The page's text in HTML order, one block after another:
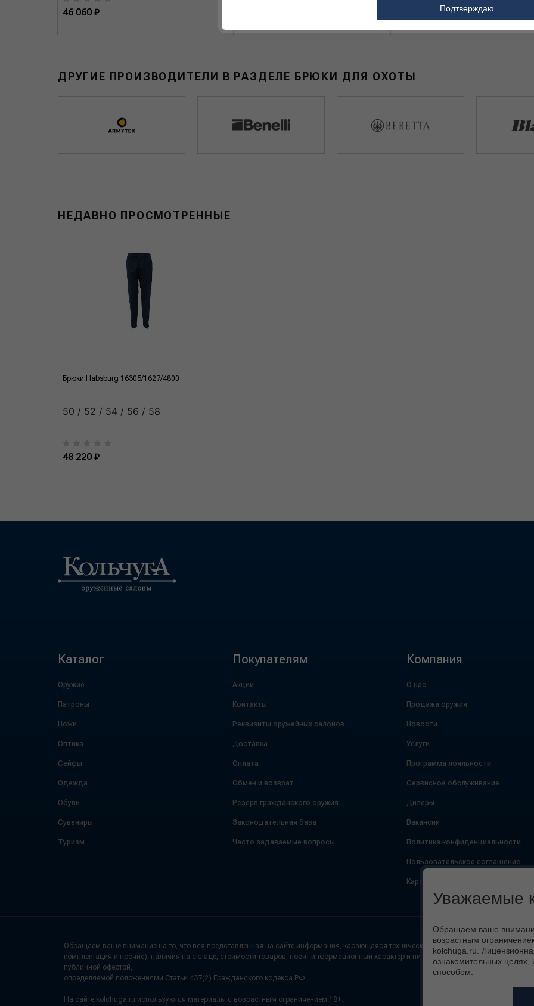
46 060 ₽ 41 100 ₽
ДРУГИЕ ПРОИЗВОДИТЕЛИ В РАЗДЕЛЕ БРЮКИ ДЛЯ ОХОТЫ
НЕДАВНО ПРОСМОТРЕННЫЕ
Брюки Habsburg 16305/1627/4800
50 / 52 / 54 / 56 / 58
48 220 ₽
Каталог
Оружие
Патроны
Ножи
Оптика
Сейфы
Одежда
Обувь
Сувениры
Туризм
Покупателям
Акции
Контакты
Реквизиты оружейных салонов
Доставка
Оплата
Обмен и возврат
Резерв гражданского оружия
Законодательная база
Часто задаваемые вопросы
Компания
О нас
Продажа оружия
Новости
Услуги
Программа лояльности
Сервисное обслуживание
Дилеры
Вакансии
Политика конфиденциальности
Пользовательское соглашение
Карта сайта
Обращаем ваше внимание на то, что вся представленная на сайте информация, касающаяся технических характеристик (цвет, внешний
комплектация и прочие), наличия на складе, стоимости товаров, носит информационный характер и ни при каких условиях не является
публичной офертой,
определяемой положениями Статьи 437(2) Гражданского кодекса РФ.
На сайте kolchuga.ru используются материалы с возрастным ограничением 18+.
Подтверждаю
Уважаемые
Обращаем ваше
возрастным
kolchuga.ru.
ознакомительных
способом.